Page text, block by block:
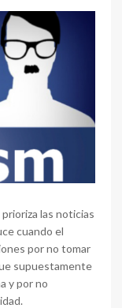
las noticias
cuando el
por no tomar
supuestamente
y por no